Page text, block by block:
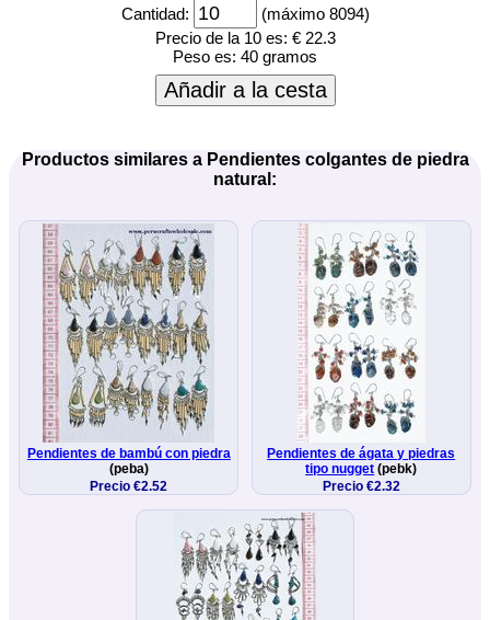
Cantidad:
(máximo 8094)
Precio de la 10 es: € 22.3
Peso es: 40 gramos
Añadir a la cesta
Productos similares a Pendientes colgantes de piedra
natural:
Pendientes de bambú con piedra
(peba)
Precio €2.52
Pendientes de ágata y piedras
tipo nugget (pebk)
Precio €2.32